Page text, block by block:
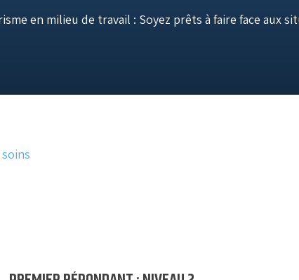
en milieu de travail : Soyez prêts à faire face aux